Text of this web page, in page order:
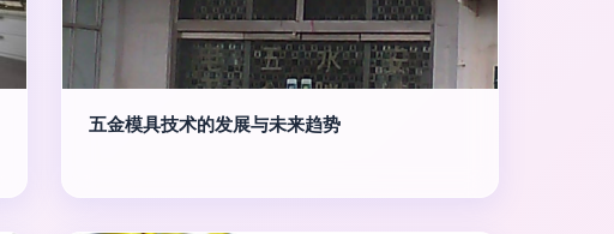
五金模具技术的发展与未来趋势